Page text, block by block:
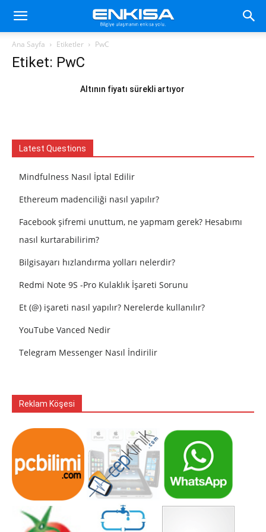
Ana Sayfa Etiketler PwC
Etiket: PwC
Altının fiyatı sürekli artıyor
Latest Questions
Mindfulness Nasıl İptal Edilir
Ethereum madenciliği nasıl yapılır?
Facebook şifremi unuttum, ne yapmam gerek? Hesabımı
nasıl kurtarabilirim?
Bilgisayarı hızlandırma yolları nelerdir?
Redmi Note 9S -Pro Kulaklık İşareti Sorunu
Et (@) işareti nasıl yapılır? Nerelerde kullanılır?
YouTube Vanced Nedir
Telegram Messenger Nasıl İndirilir
Reklam Köşesi